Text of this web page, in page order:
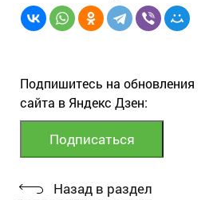
Подпишитесь на обновления
сайта в Яндекс Дзен:
Назад в раздел